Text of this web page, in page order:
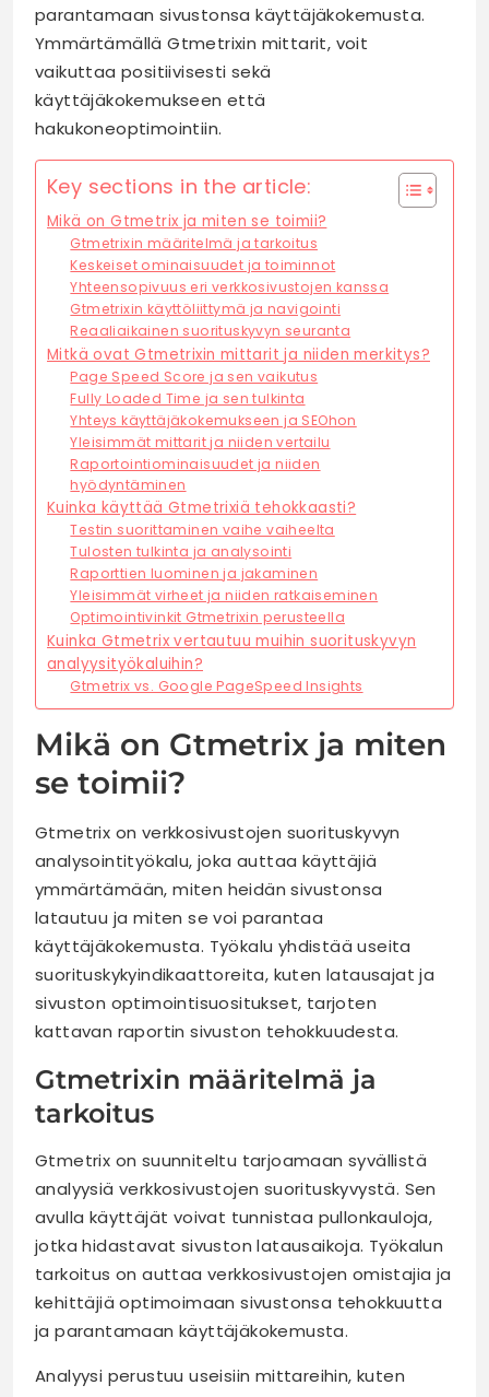
parantamaan sivustonsa käyttäjäkokemusta.
Ymmärtämällä Gtmetrixin mittarit, voit
vaikuttaa positiivisesti sekä
käyttäjäkokemukseen että
hakukoneoptimointiin.
Key sections in the article:
Mikä on Gtmetrix ja miten se toimii?
Gtmetrixin määritelmä ja tarkoitus
Keskeiset ominaisuudet ja toiminnot
Yhteensopivuus eri verkkosivustojen kanssa
Gtmetrixin käyttöliittymä ja navigointi
Reaaliaikainen suorituskyvyn seuranta
Mitkä ovat Gtmetrixin mittarit ja niiden merkitys?
Page Speed Score ja sen vaikutus
Fully Loaded Time ja sen tulkinta
Yhteys käyttäjäkokemukseen ja SEOhon
Yleisimmät mittarit ja niiden vertailu
Raportointiominaisuudet ja niiden
hyödyntäminen
Kuinka käyttää Gtmetrixiä tehokkaasti?
Testin suorittaminen vaihe vaiheelta
Tulosten tulkinta ja analysointi
Raporttien luominen ja jakaminen
Yleisimmät virheet ja niiden ratkaiseminen
Optimointivinkit Gtmetrixin perusteella
Kuinka Gtmetrix vertautuu muihin suorituskyvyn
analyysityökaluihin?
Gtmetrix vs. Google PageSpeed Insights
Mikä on Gtmetrix ja miten
se toimii?
Gtmetrix on verkkosivustojen suorituskyvyn
analysointityökalu, joka auttaa käyttäjiä
ymmärtämään, miten heidän sivustonsa
latautuu ja miten se voi parantaa
käyttäjäkokemusta. Työkalu yhdistää useita
suorituskykyindikaattoreita, kuten latausajat ja
sivuston optimointisuositukset, tarjoten
kattavan raportin sivuston tehokkuudesta.
Gtmetrixin määritelmä ja
tarkoitus
Gtmetrix on suunniteltu tarjoamaan syvällistä
analyysiä verkkosivustojen suorituskyvystä. Sen
avulla käyttäjät voivat tunnistaa pullonkauloja,
jotka hidastavat sivuston latausaikoja. Työkalun
tarkoitus on auttaa verkkosivustojen omistajia ja
kehittäjiä optimoimaan sivustonsa tehokkuutta
ja parantamaan käyttäjäkokemusta.
Analyysi perustuu useisiin mittareihin, kuten